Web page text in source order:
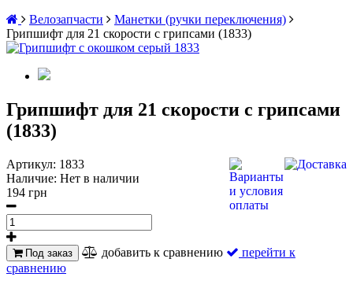
Велозапчасти
Манетки (ручки переключения)
Грипшифт для 21 скорости с грипсами (1833)
Грипшифт для 21 скорости с грипсами
(1833)
Артикул: 1833
Наличие: Нет в наличии
194 грн
Под заказ добавить к сравнению
перейти к
сравнению